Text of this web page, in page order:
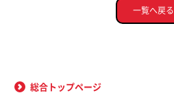
一覧へ戻る
総合トップページ